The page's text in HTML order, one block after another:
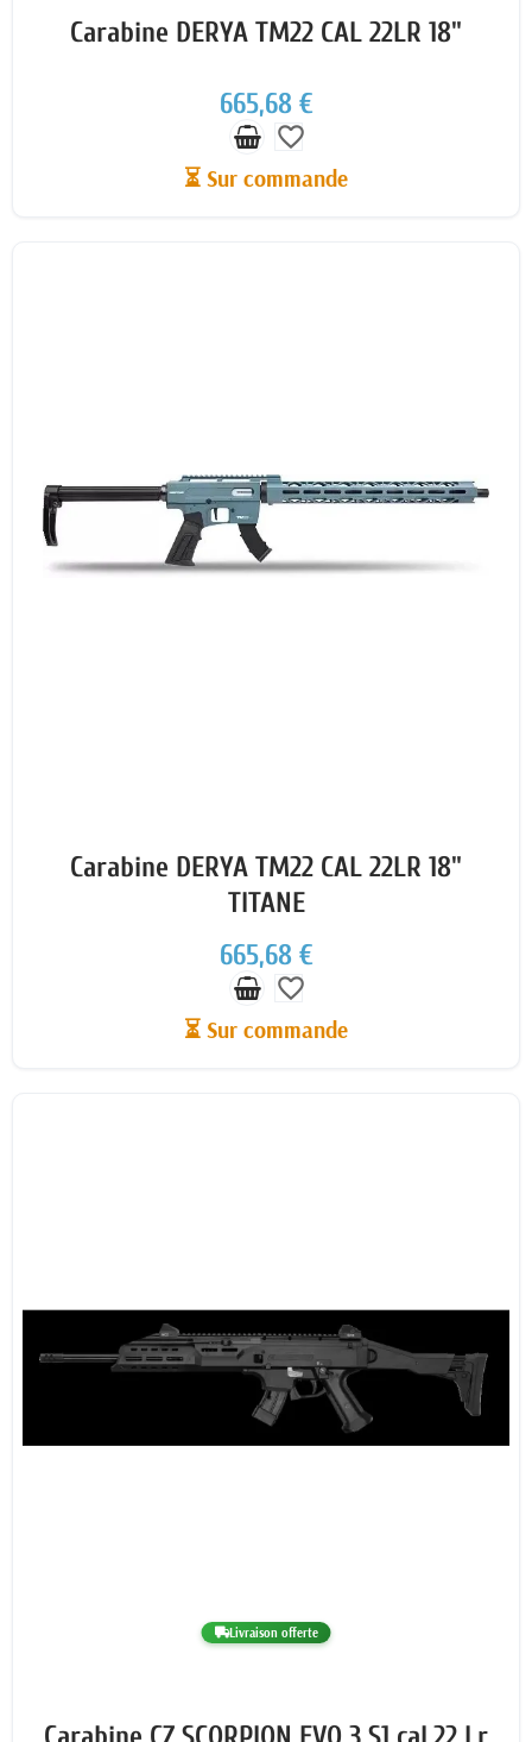
Carabine DERYA TM22 CAL 22LR 18"
665,68 €
favorite_border
⏳ Sur commande
Carabine DERYA TM22 CAL 22LR 18"
TITANE
665,68 €
favorite_border
⏳ Sur commande
Livraison offerte